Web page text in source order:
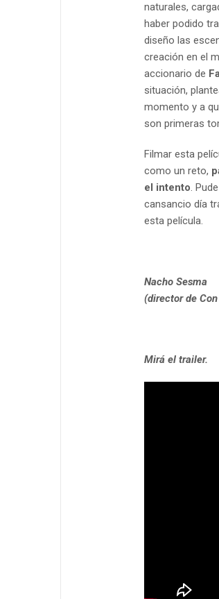
naturales,
haber podido
diseño las
creación en el
accionario de
situación,
momento y a
son primeras
Filmar esta
como un reto,
el intento.
cansancio día
esta película.
Nacho Sesma
(director de
Mirá el trailer.